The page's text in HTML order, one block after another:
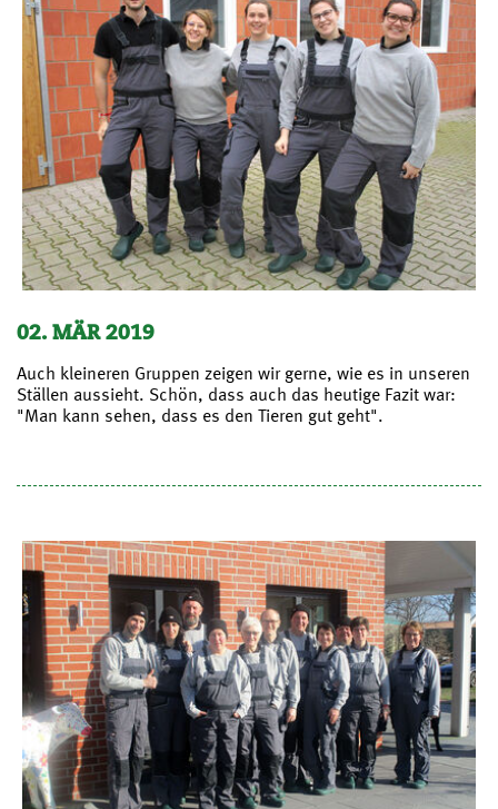
02. MÄR 2019
Auch kleineren Gruppen zeigen wir gerne, wie es in unseren
Ställen aussieht. Schön, dass auch das heutige Fazit war:
"Man kann sehen, dass es den Tieren gut geht".